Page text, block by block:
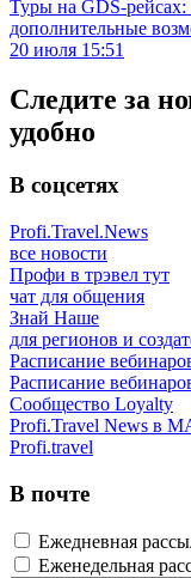
Туры на GDS-рейсах:
дополнительные
20 июля 15:51
Следите за
удобно
В соцсетях
Profi.Travel.News
все новости
Профи в трэвел тут
чат для общения
Знай Наше
для регионов и
Расписание
Расписание
Сообщество Loyalty
Profi.Travel News в
Profi.travel
В почте
Ежедневная
Еженедельная